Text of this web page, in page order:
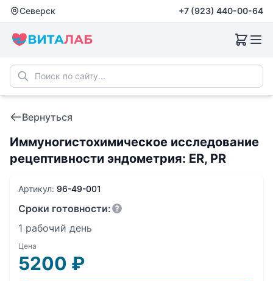
Северск +7 (923) 440-00-64
Вернуться
Иммуногистохимическое исследование
рецептивности эндометрия: ER, PR
Артикул: 96-49-001
Сроки готовности:
1 рабочий день
Цена
5200 ₽